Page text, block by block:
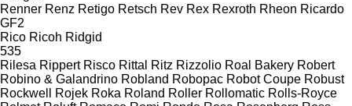
Renner Renz Retigo Retsch Rev Rex Rexroth Rheon Ricardo
GF2
Rico Ricoh Ridgid
535
Rilesa Rippert Risco Rittal Ritz Rizzolio Roal Bakery Robert
Robino & Galandrino Robland Robopac Robot Coupe Robust
Rockwell
Rojek Roka Roland Roller Rollomatic Rolls-Royce